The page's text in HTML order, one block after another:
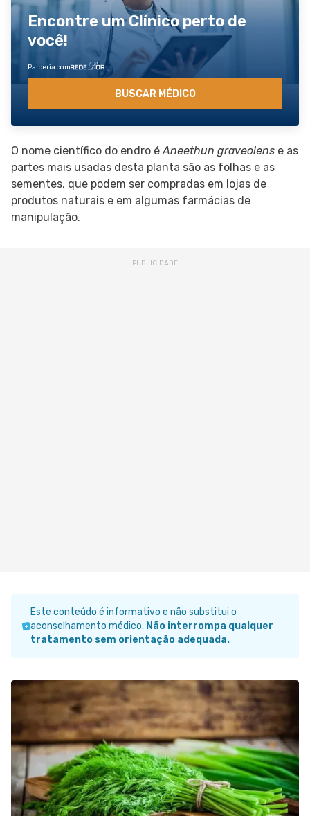
Encontre um Clínico perto de
você!
Parceria com
BUSCAR MÉDICO
O nome científico do endro éAneethun graveolens e as
partes mais usadas desta planta são as folhas e as
sementes, que podem ser compradas em lojas de
produtos naturais e em algumas farmácias de
manipulação.
Este conteúdo é informativo e não substitui o
aconselhamento médico. Não interrompa qualquer
tratamento sem orientação adequada.